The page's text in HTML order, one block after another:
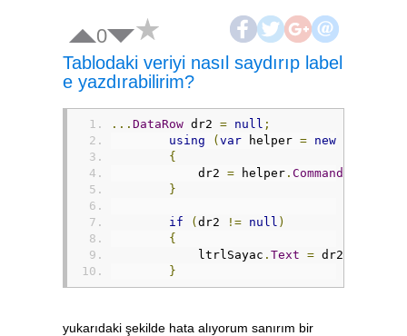
0
Tablodaki veriyi nasıl saydırıp label
e yazdırabilirim?
... DataRow dr2 = null ;
using
(var helper = new
{
            dr2
= helper . CommandText
}
if (dr2 != null )
{
            ltrlSayac
. Text = dr2
}
yukarıdaki şekilde hata alıyorum sanırım bir